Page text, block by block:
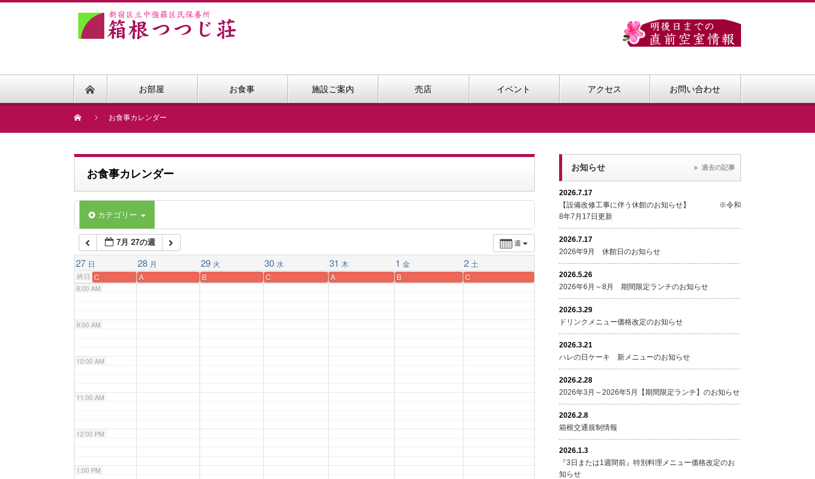
お部屋 お食事 施設ご案内 売店 イベント アクセス お問い合わせ
お食事カレンダー
お食事カレンダー
カテゴリー
週
7月 27の週
27 日 28 月 29 火 30 水 31 木 1 金 2 土
終日 C A B C A B C
1:00 AM
3:00 AM
5:00 AM
6:00 AM
7:00 AM
8:00 AM
9:00 AM
10:00 AM
11:00 AM
12:00 PM
1:00 PM
お知らせ
2026.7.17
【設備改修工事に伴う休館のお知らせ】 ※令和
8年7月17日更新
2026.7.17
2026年9月 休館日のお知らせ
2026.5.26
2026年6月～8月 期間限定ランチのお知らせ
2026.3.29
ドリンクメニュー価格改定のお知らせ
2026.3.21
ハレの日ケーキ 新メニューのお知らせ
2026.2.28
2026年3月～2026年5月【期間限定ランチ】のお知らせ
2026.2.8
箱根交通規制情報
2026.1.3
『3日または1週間前』特別料理メニュー価格改定のお
知らせ
過去の記事